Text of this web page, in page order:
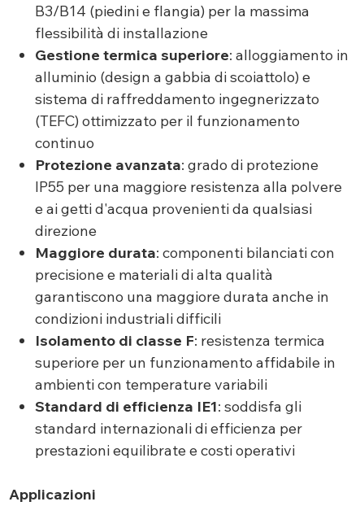
B3/B14 (piedini e flangia) per la massima
flessibilità di installazione
Gestione termica superiore: alloggiamento in
alluminio (design a gabbia di scoiattolo) e
sistema di raffreddamento ingegnerizzato
(TEFC) ottimizzato per il funzionamento
continuo
Protezione avanzata: grado di protezione
IP55 per una maggiore resistenza alla polvere
e ai getti d'acqua provenienti da qualsiasi
direzione
Maggiore durata: componenti bilanciati con
precisione e materiali di alta qualità
garantiscono una maggiore durata anche in
condizioni industriali difficili
Isolamento di classe F: resistenza termica
superiore per un funzionamento affidabile in
ambienti con temperature variabili
Standard di efficienza IE1: soddisfa gli
standard internazionali di efficienza per
prestazioni equilibrate e costi operativi
Applicazioni